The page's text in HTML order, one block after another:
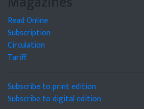
Read Online
Subscription
Circulation
Tariff
Subscribe to print edition
Subscribe to digital edition